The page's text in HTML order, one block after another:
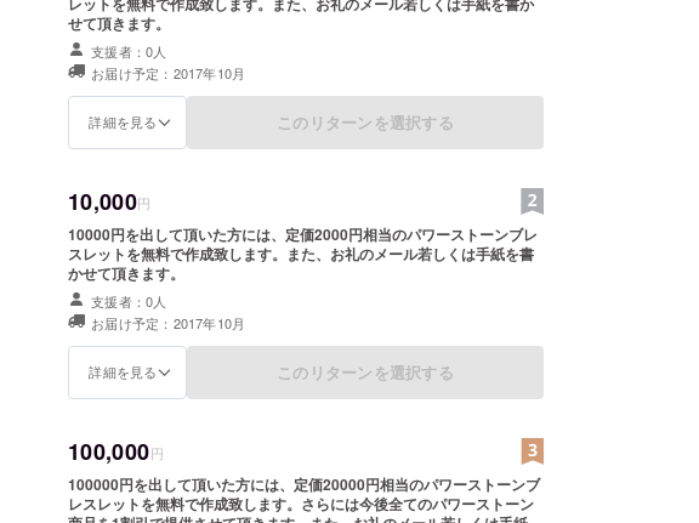
せて頂きます。
支援者：0人
お届け予定：2017年10月
詳細を見る このリターンを選択する
10,000円
10000円を出して頂いた方には、定価2000円相当のパワーストーンブレ
スレットを無料で作成致します。また、お礼のメール若しくは手紙を書
かせて頂きます。
支援者：0人
お届け予定：2017年10月
詳細を見る このリターンを選択する
100,000円
100000円を出して頂いた方には、定価20000円相当のパワーストーンブ
レスレットを無料で作成致します。さらには今後全てのパワーストーン